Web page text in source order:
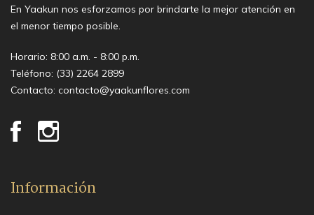
En Yaakun nos esforzamos por brindarte la mejor atención en
el menor tiempo posible.
Horario: 8:00 a.m. - 8:00 p.m.
Teléfono: (33) 2264 2899
Contacto: contacto@yaakunflores.com
Información